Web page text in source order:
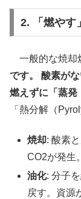
2. 「燃やす
一般的な焼却
です。 酸素が
燃えずに「蒸発
「熱分解（
焼却: 酸素
CO2が発生。
油化: 分子
戻す。資源